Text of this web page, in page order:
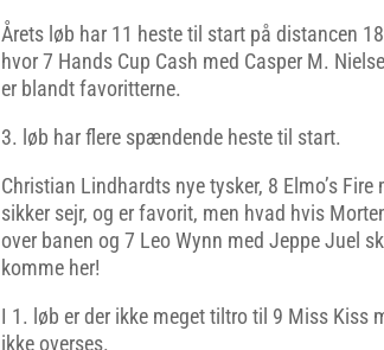
Årets løb har 11 heste til start på distancen
hvor 7 Hands Cup Cash med Casper M.
er blandt favoritterne.
3. løb har flere spændende heste til start.
Christian Lindhardts nye tysker, 8 Elmo’s
sikker sejr, og er favorit, men hvad hvis
over banen og 7 Leo Wynn med Jeppe Juel
komme her!
I 1. løb er der ikke meget tiltro til 9 Miss Kiss
ikke overses.